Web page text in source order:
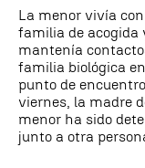
La menor vivía
familia de acogida
mantenía
familia biológica
punto de
viernes, la madre
menor ha sido
junto a otra